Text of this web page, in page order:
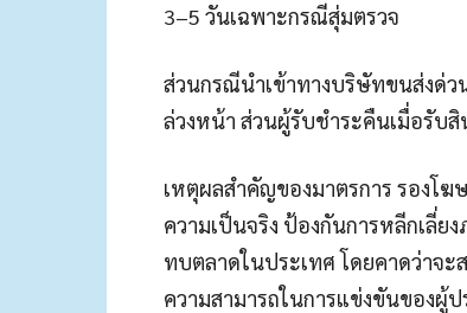
3–5 วันเฉพาะกรณีสุ่มตรวจ
ส่วนกรณีนำเข้าทางบริษัทขนส่งด่
ล่วงหน้า ส่วนผู้รับชำระคืนเมื่อรับสิ
เหตุผลสำคัญของมาตรการ รองโฆ
ความเป็นจริง ป้องกันการหลีกเลี่ย
ทบตลาดในประเทศ โดยคาดว่าจะ
ความสามารถในการแข่งขันของผู้